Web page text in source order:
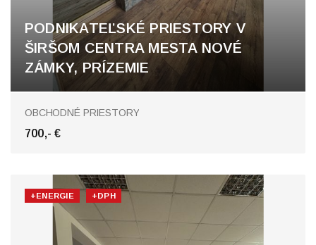
PODNIKATEĽSKÉ PRIESTORY V
ŠIRŠOM CENTRA MESTA NOVÉ
ZÁMKY, PRÍZEMIE
Nové Zámky
OBCHODNÉ PRIESTORY
700,- €
+ENERGIE +DPH